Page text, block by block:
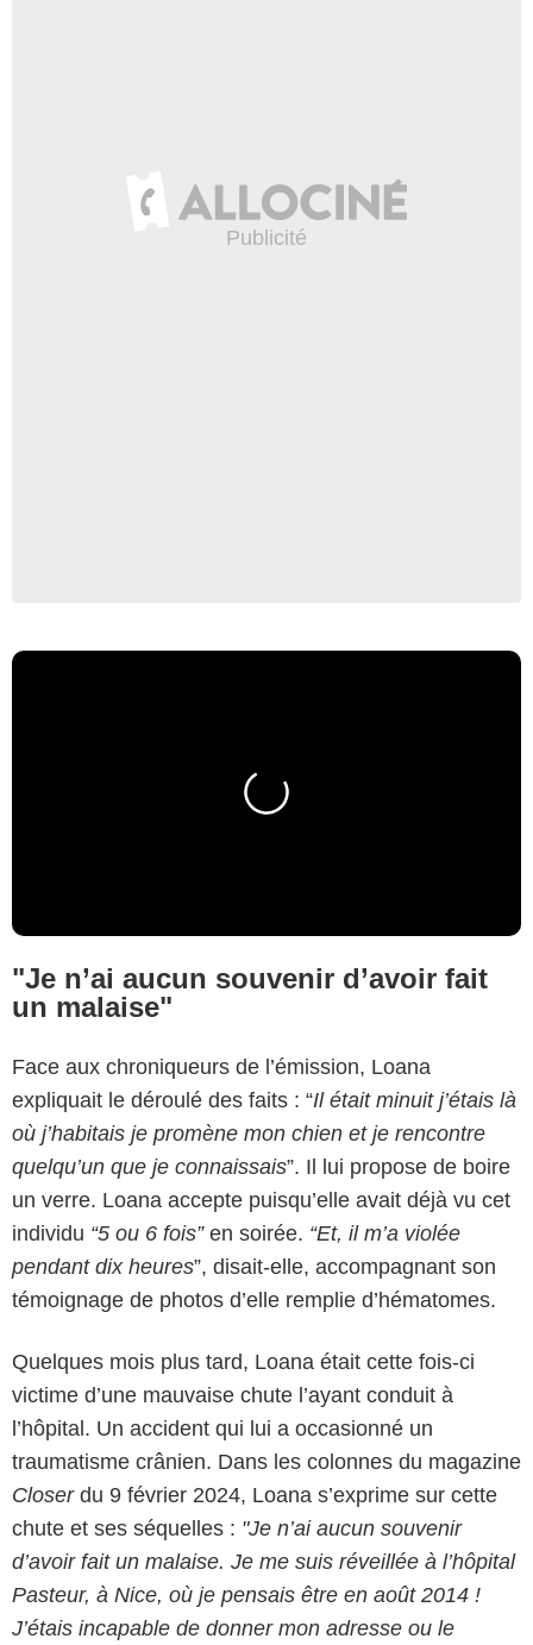
"Je n’ai aucun souvenir d’avoir fait
un malaise"
Face aux chroniqueurs de l’émission, Loana
expliquait le déroulé des faits : “Il était minuit j’étais là
où j’habitais je promène mon chien et je rencontre
quelqu’un que je connaissais”. Il lui propose de boire
un verre. Loana accepte puisqu’elle avait déjà vu cet
individu “5 ou 6 fois”en soirée. “Et, il m’a violée
pendant dix heures”, disait-elle, accompagnant son
témoignage de photos d’elle remplie d’hématomes.
Quelques mois plus tard, Loana était cette fois-ci
victime d’une mauvaise chute l’ayant conduit à
l’hôpital. Un accident qui lui a occasionné un
traumatisme crânien. Dans les colonnes du magazine
Closerdu 9 février 2024, Loana s’exprime sur cette
chute et ses séquelles : "Je n’ai aucun souvenir
d’avoir fait un malaise. Je me suis réveillée à l’hôpital
Pasteur, à Nice, où je pensais être en août 2014 !
J’étais incapable de donner mon adresse ou le